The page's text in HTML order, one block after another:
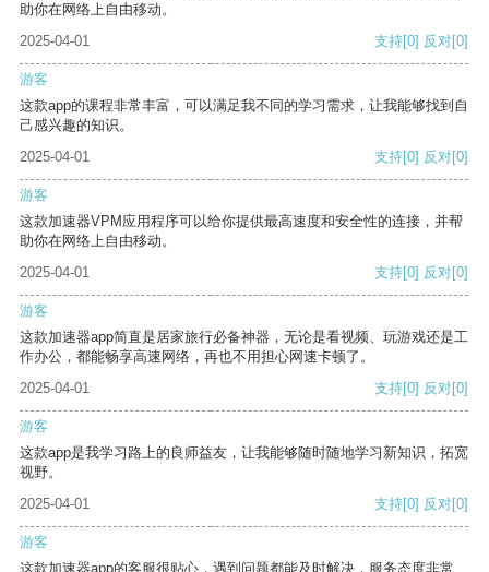
助你在网络上自由移动。
2025-04-01
支持[0] 反对[0]
游客
这款app的课程非常丰富，可以满足我不同的学习需求，让我能够找到自
己感兴趣的知识。
2025-04-01
支持[0] 反对[0]
游客
这款加速器VPM应用程序可以给你提供最高速度和安全性的连接，并帮
助你在网络上自由移动。
2025-04-01
支持[0] 反对[0]
游客
这款加速器app简直是居家旅行必备神器，无论是看视频、玩游戏还是工
作办公，都能畅享高速网络，再也不用担心网速卡顿了。
2025-04-01
支持[0] 反对[0]
游客
这款app是我学习路上的良师益友，让我能够随时随地学习新知识，拓宽
视野。
2025-04-01
支持[0] 反对[0]
游客
这款加速器app的客服很贴心，遇到问题都能及时解决，服务态度非常